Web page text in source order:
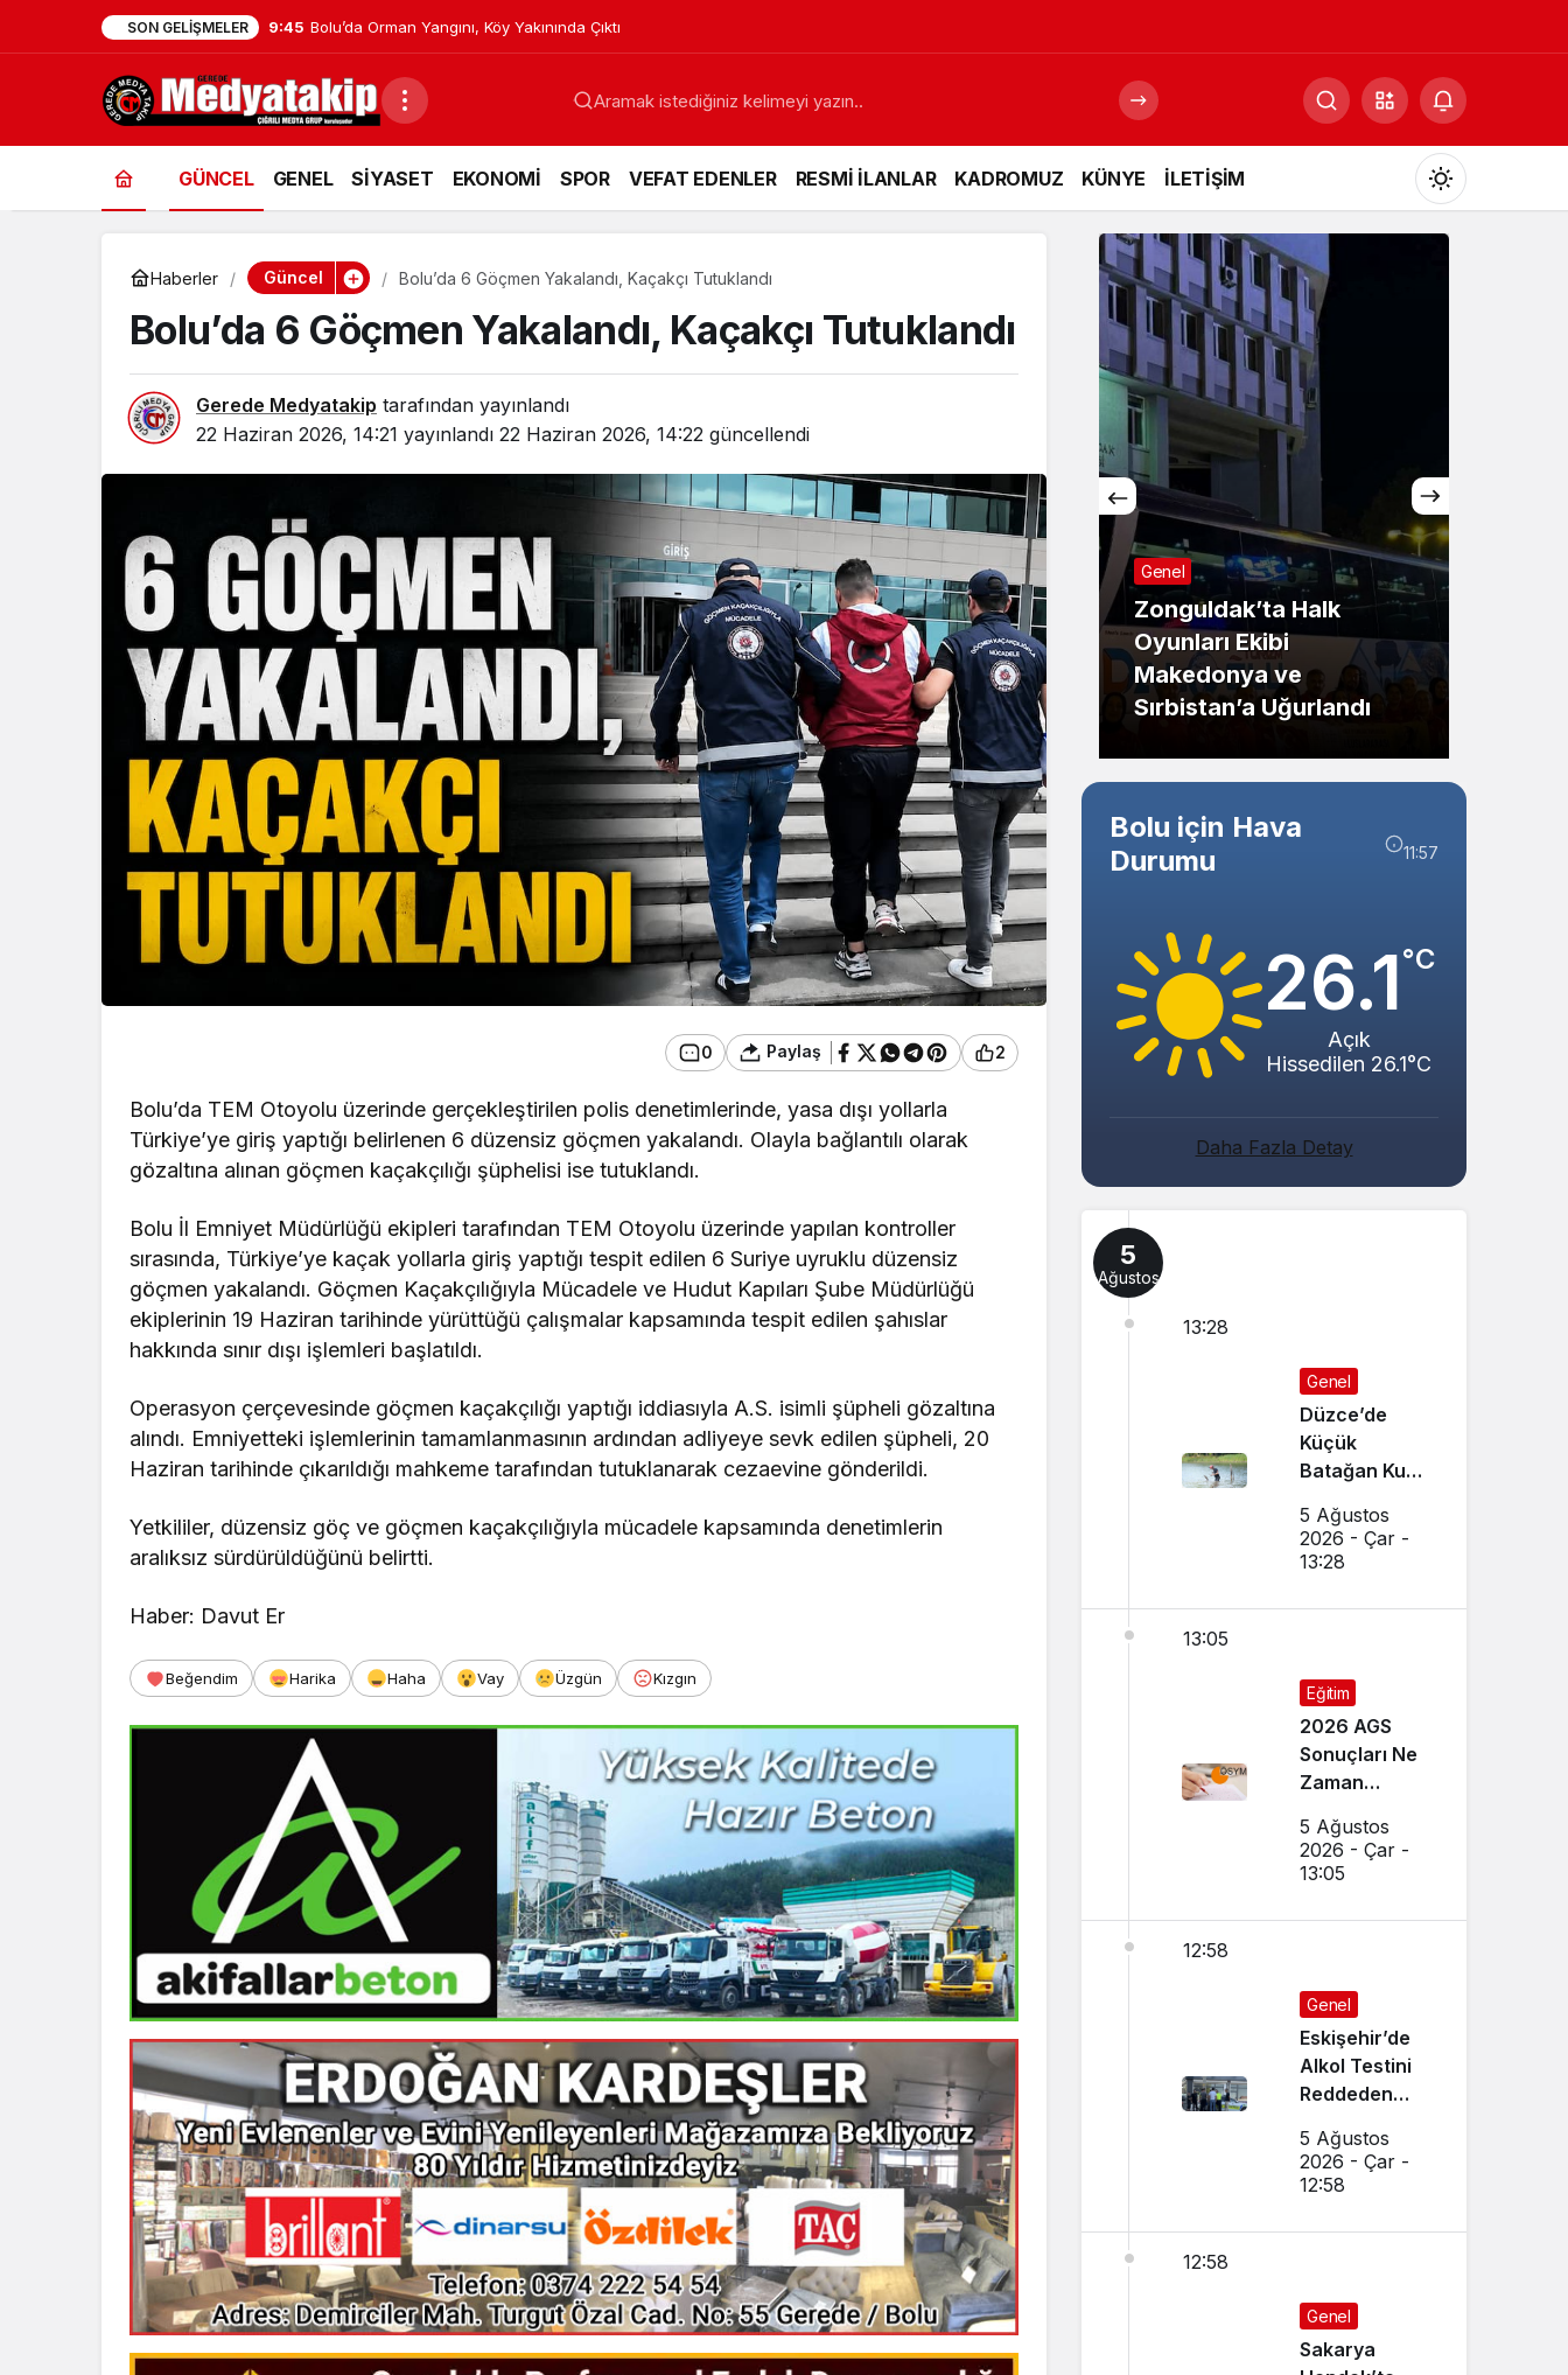
SON GELIŞMELER 9:45 Bolu’da Orman Yangını, Köy Yakınında Çıktı
GÜNCEL GENEL SİYASET EKONOMİ SPOR VEFAT EDENLER RESMİ İLANLAR KADROMUZ KÜNYE İLETİŞİM
Mod
değiştir
Gündüz Modu
Gündüz modunu seçin.
Gece Modu
Gece modunu seçin.
Sistem Modu
Sistem modunu seçin.
Haberler Güncel Bolu’da 6 Göçmen Yakalandı, Kaçakçı Tutuklandı
Bolu’da 6 Göçmen Yakalandı, Kaçakçı Tutuklandı
Gerede Medyatakip tarafından yayınlandı
22 Haziran 2026, 14:21 yayınlandı 22 Haziran 2026, 14:22 güncellendi
0 Paylaş 2
Bolu’da TEM Otoyolu üzerinde gerçekleştirilen polis denetimlerinde, yasa dışı yollarla
Türkiye’ye giriş yaptığı belirlenen 6 düzensiz göçmen yakalandı. Olayla bağlantılı olarak
gözaltına alınan göçmen kaçakçılığı şüphelisi ise tutuklandı.
Bolu İl Emniyet Müdürlüğü ekipleri tarafından TEM Otoyolu üzerinde yapılan kontroller
sırasında, Türkiye’ye kaçak yollarla giriş yaptığı tespit edilen 6 Suriye uyruklu düzensiz
göçmen yakalandı. Göçmen Kaçakçılığıyla Mücadele ve Hudut Kapıları Şube Müdürlüğü
ekiplerinin 19 Haziran tarihinde yürüttüğü çalışmalar kapsamında tespit edilen şahıslar
hakkında sınır dışı işlemleri başlatıldı.
Operasyon çerçevesinde göçmen kaçakçılığı yaptığı iddiasıyla A.S. isimli şüpheli gözaltına
alındı. Emniyetteki işlemlerinin tamamlanmasının ardından adliyeye sevk edilen şüpheli, 20
Haziran tarihinde çıkarıldığı mahkeme tarafından tutuklanarak cezaevine gönderildi.
Yetkililer, düzensiz göç ve göçmen kaçakçılığıyla mücadele kapsamında denetimlerin
aralıksız sürdürüldüğünü belirtti.
Haber: Davut Er
Beğendim Harika Haha Vay Üzgün Kızgın
Bolu’da Orman Yangını,
Köy Yakınında Çıktı
Güncel
Gerede’nin İlçe Sağlık
Müdürü Değişti: Yeni
Müdür Göreve Başladı
Genel
Zonguldak’ta HASAD
Halk Oyunları Kursları
Başlıyor
Genel
Zonguldak’ta Halk
Oyunları Ekibi
Makedonya ve
Sırbistan’a Uğurlandı
Bolu için Hava
Durumu
11:57
26.1°C
Açık
Hissedilen 26.1°C
Daha Fazla Detay
5
Ağustos
13:28
Genel
Düzce’de
Küçük
Batağan Kuşu
5 Ağustos
2026 - Çar -
13:28
13:05
Eğitim
2026 AGS
Sonuçları Ne
Zaman
Sonuçlar
Nereden
5 Ağustos
2026 - Çar -
13:05
12:58
Genel
Eskişehir’de
Alkol Testini
Reddeden
Sürücüye 390
Bin TL Ceza
5 Ağustos
2026 - Çar -
12:58
12:58
Genel
Sakarya